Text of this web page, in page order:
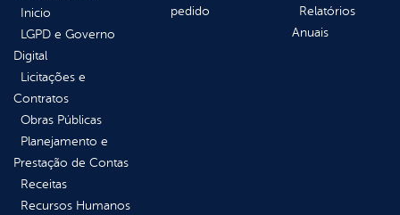
Inicio
LGPD e Governo
Digital
Licitações e
Contratos
Obras Públicas
Planejamento e
Prestação de Contas
Receitas
Recursos Humanos
pedido
Relatórios
Anuais